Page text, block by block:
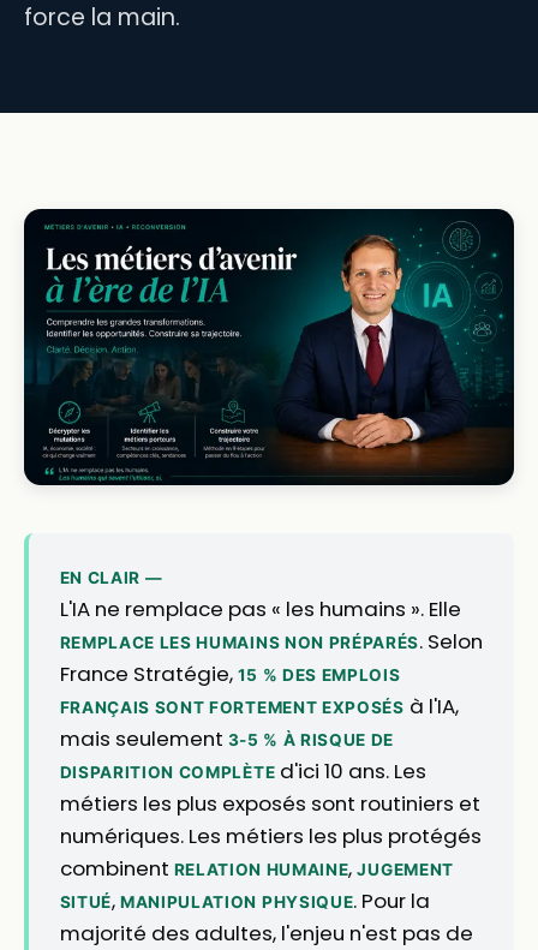
force la main.
EN CLAIR —
L'IA ne remplace pas « les humains ». Elle
REMPLACE LES HUMAINS NON PRÉPARÉS. Selon
France Stratégie, 15 % DES EMPLOIS
FRANÇAIS SONT FORTEMENT EXPOSÉS à l'IA,
mais seulement 3-5 % À RISQUE DE
DISPARITION COMPLÈTE d'ici 10 ans. Les
métiers les plus exposés sont routiniers et
numériques. Les métiers les plus protégés
combinent RELATION HUMAINE,JUGEMENT
SITUÉ, MANIPULATION PHYSIQUE. Pour la
majorité des adultes, l'enjeu n'est pas de